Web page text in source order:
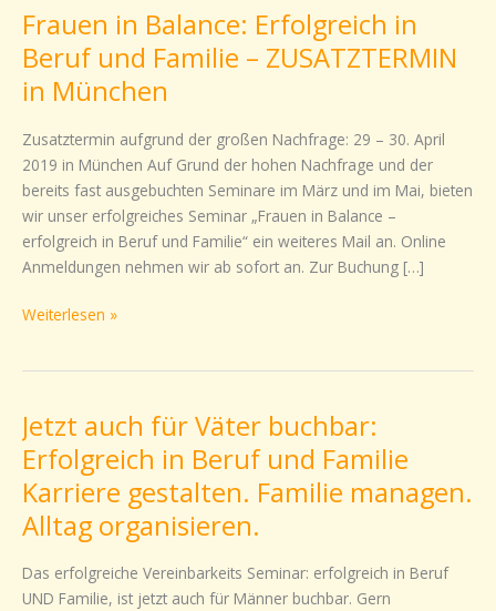
Frauen in Balance: Erfolgreich in
Beruf und Familie – ZUSATZTERMIN
in München
Zusatztermin aufgrund der großen Nachfrage: 29 – 30. April
2019 in München Auf Grund der hohen Nachfrage und der
bereits fast ausgebuchten Seminare im März und im Mai, bieten
wir unser erfolgreiches Seminar „Frauen in Balance –
erfolgreich in Beruf und Familie“ ein weiteres Mail an. Online
Anmeldungen nehmen wir ab sofort an. Zur Buchung […]
Frauen
in
Balance:
Erfolgreich
Beruf
und
Familie
–
ZUSATZTERMIN
in
Weiterlesen »
Jetzt auch für Väter buchbar:
Erfolgreich in Beruf und Familie
Karriere gestalten. Familie managen.
Alltag organisieren.
Das erfolgreiche Vereinbarkeits Seminar: erfolgreich in Beruf
UND Familie, ist jetzt auch für Männer buchbar. Gern
Jetzt
auch
für
Väter
buchbar:
Erfolgreich
in
Beruf